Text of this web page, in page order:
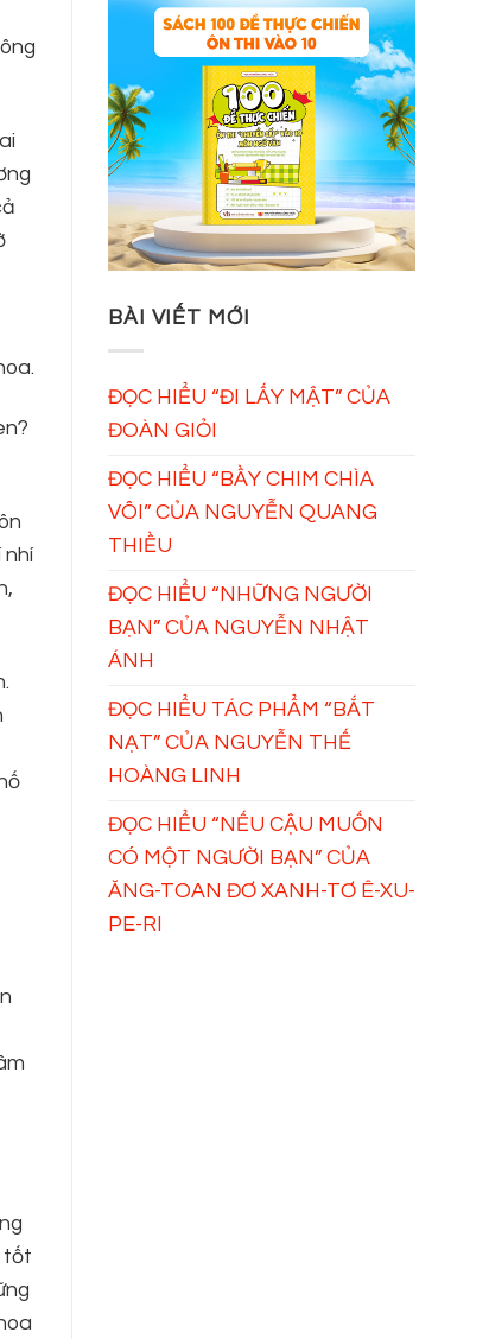
nhí
tốt
BÀI VIẾT MỚI
ĐỌC HIỂU “ĐI LẤY MẬT” CỦA
ĐOÀN GIỎI
ĐỌC HIỂU “BẦY CHIM CHÌA
VÔI” CỦA NGUYỄN QUANG
THIỀU
ĐỌC HIỂU “NHỮNG NGƯỜI
BẠN” CỦA NGUYỄN NHẬT
ÁNH
ĐỌC HIỂU TÁC PHẨM “BẮT
NẠT” CỦA NGUYỄN THẾ
HOÀNG LINH
ĐỌC HIỂU “NẾU CẬU MUỐN
CÓ MỘT NGƯỜI BẠN” CỦA
ĂNG-TOAN ĐƠ XANH-TƠ Ê-XU-
PE-RI